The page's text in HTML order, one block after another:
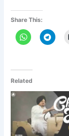
Share This:
Related